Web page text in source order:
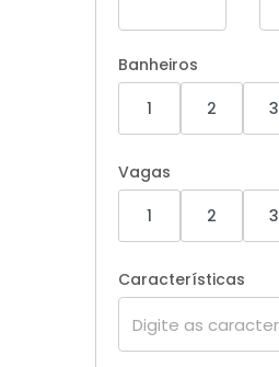
Banheiros
1
2 3
Vagas
1
2 3
Características